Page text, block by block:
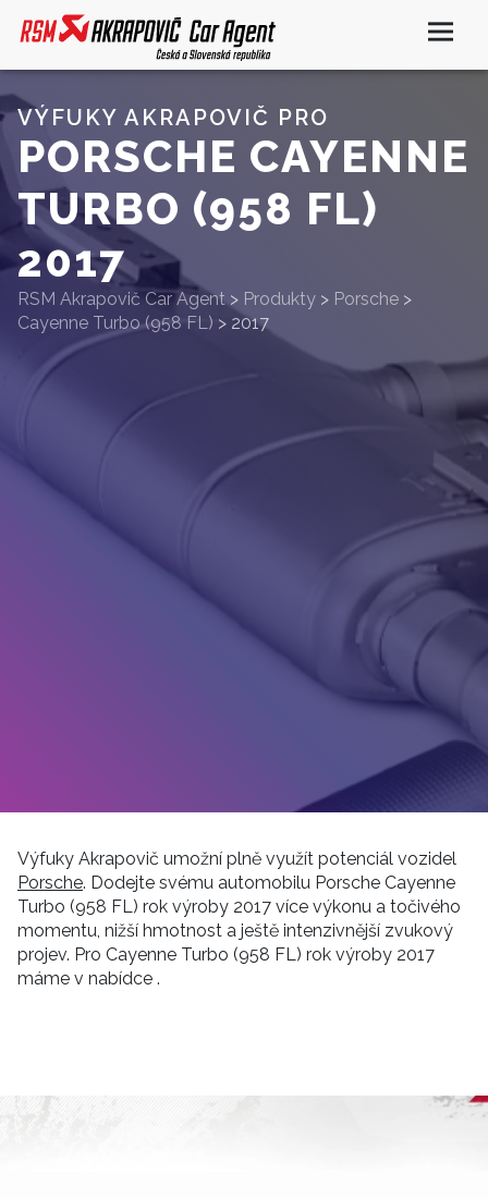
VÝFUKY AKRAPOVIČ PRO
PORSCHE CAYENNE
TURBO (958 FL)
2017
RSM Akrapovič Car Agent > Produkty > Porsche >
Cayenne Turbo (958 FL) > 2017
Výfuky Akrapovič umožní plně využít potenciál vozidel
Porsche. Dodejte svému automobilu Porsche Cayenne
Turbo (958 FL) rok výroby 2017 více výkonu a točivého
momentu, nižší hmotnost a ještě intenzivnější zvukový
projev. Pro Cayenne Turbo (958 FL) rok výroby 2017
máme v nabídce .